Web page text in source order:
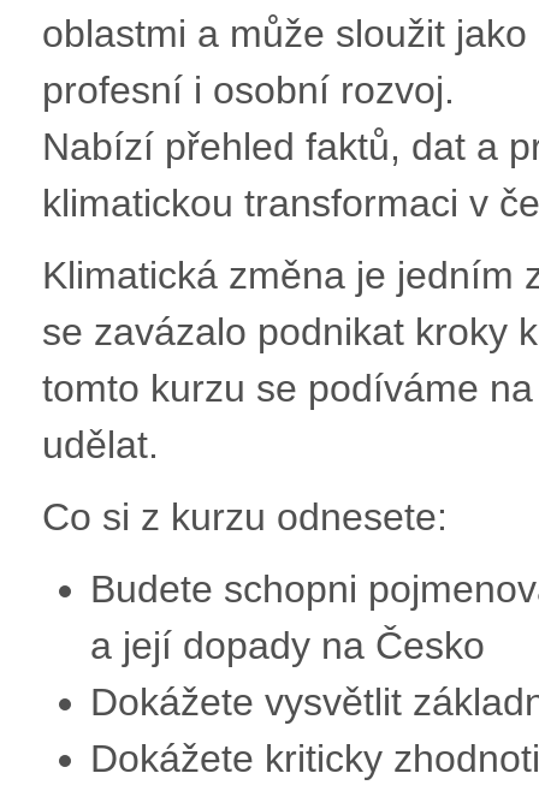
oblastmi a může sloužit
profesní i osobní rozvoj.
Nabízí přehled faktů, dat a
klimatickou transformaci v
Klimatická změna je jedním
se zavázalo podnikat kroky
tomto kurzu se podíváme
udělat.
Co si z kurzu odnesete:
Budete schopni
a její dopady na Česko
Dokážete vysvětlit
Dokážete kriticky